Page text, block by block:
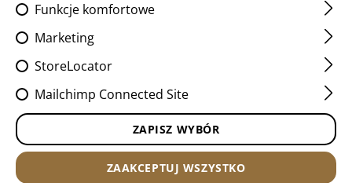
Funkcje komfortowe
Marketing
StoreLocator
Mailchimp Connected Site
ZAPISZ WYBÓR
ZAAKCEPTUJ WSZYSTKO